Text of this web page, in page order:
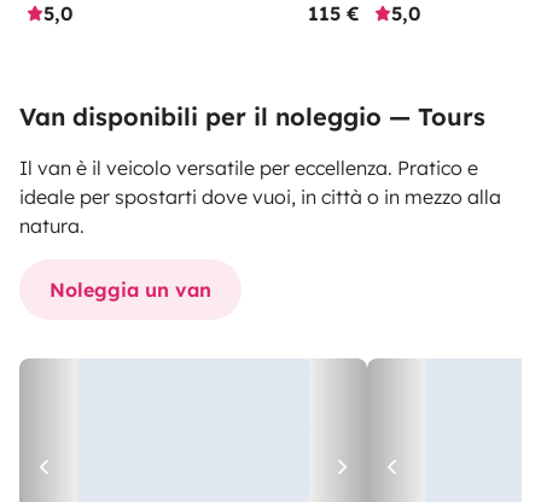
5,0
115 €
5,0
Van disponibili per il noleggio — Tours
Il van è il veicolo versatile per eccellenza. Pratico e
ideale per spostarti dove vuoi, in città o in mezzo alla
natura.
Noleggia un van